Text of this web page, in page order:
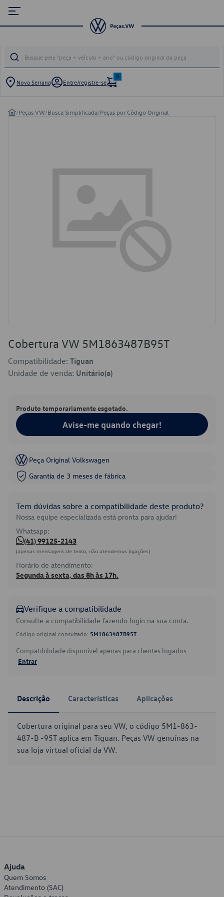
Nova Serrana Entre/registre-se
0
/Peças VW/Busca Simplificada/Peças por Código Original
Cobertura VW 5M1863487B95T
Compatibilidade: Tiguan
Unidade de venda: Unitário(a)
Produto temporariamente esgotado.
Avise-me quando chegar!
Peça Original Volkswagen
Garantia de 3 meses de fábrica
Tem dúvidas sobre a compatibilidade deste produto?
Nossa equipe especializada está pronta para ajudar!
Whatsapp:
(41) 99125-2143
(apenas mensagens de texto, não atendemos ligações)
Horário de atendimento:
Segunda à sexta, das 8h às 17h.
Verifique a compatibilidade
Consulte a compatibilidade fazendo login na sua conta.
Código original consultado: 5M1863487B95T
Compatibilidade disponível apenas para clientes logados.
Entrar
Descrição Características Aplicações
Cobertura original para seu VW, o código 5M1-863-
487-B -95T aplica em Tiguan. Peças VW genuínas na
sua loja virtual oficial da VW.
Ajuda
Quem Somos
Atendimento (SAC)